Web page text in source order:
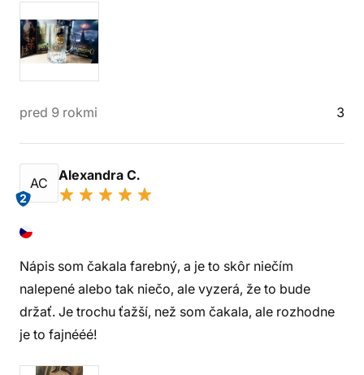
pred 9 rokmi 3
AC
2
Alexandra C.
Nápis som čakala farebný, a je to skôr niečím
nalepené alebo tak niečo, ale vyzerá, že to bude
držať. Je trochu ťažší, než som čakala, ale rozhodne
je to fajnééé!